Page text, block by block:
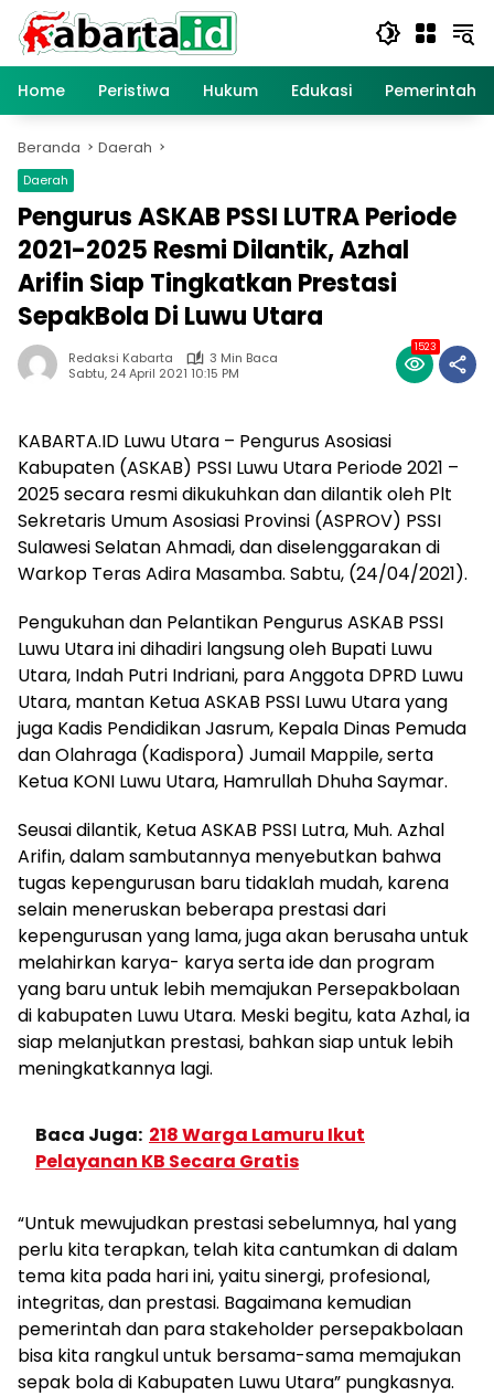
Langsung
konten
Home
Peristiwa Hukum Edukasi
Beranda Daerah
Daerah
Pengurus ASKAB PSSI LUTRA Periode
2021-2025 Resmi Dilantik, Azhal
Arifin Siap Tingkatkan Prestasi
SepakBola Di Luwu Utara
Redaksi Kabarta
3 Min Baca
Sabtu, 24 April 2021 10:15 PM
1523
KABARTA.ID Luwu Utara – Pengurus Asosiasi
Kabupaten (ASKAB) PSSI Luwu Utara Periode 2021 –
2025 secara resmi dikukuhkan dan dilantik oleh Plt
Sekretaris Umum Asosiasi Provinsi (ASPROV) PSSI
Sulawesi Selatan Ahmadi, dan diselenggarakan di
Warkop Teras Adira Masamba. Sabtu, (24/04/2021).
Pengukuhan dan Pelantikan Pengurus ASKAB PSSI
Luwu Utara ini dihadiri langsung oleh Bupati Luwu
Utara, Indah Putri Indriani, para Anggota DPRD Luwu
Utara, mantan Ketua ASKAB PSSI Luwu Utara yang
juga Kadis Pendidikan Jasrum, Kepala Dinas Pemuda
dan Olahraga (Kadispora) Jumail Mappile, serta
Ketua KONI Luwu Utara, Hamrullah Dhuha Saymar.
Seusai dilantik, Ketua ASKAB PSSI Lutra, Muh. Azhal
Arifin, dalam sambutannya menyebutkan bahwa
tugas kepengurusan baru tidaklah mudah, karena
selain meneruskan beberapa prestasi dari
kepengurusan yang lama, juga akan berusaha untuk
melahirkan karya- karya serta ide dan program
yang baru untuk lebih memajukan Persepakbolaan
di kabupaten Luwu Utara. Meski begitu, kata Azhal, ia
siap melanjutkan prestasi, bahkan siap untuk lebih
meningkatkannya lagi.
Baca Juga: 218 Warga Lamuru Ikut
Pelayanan KB Secara Gratis
“Untuk mewujudkan prestasi sebelumnya, hal yang
perlu kita terapkan, telah kita cantumkan di dalam
tema kita pada hari ini, yaitu sinergi, profesional,
integritas, dan prestasi. Bagaimana kemudian
pemerintah dan para stakeholder persepakbolaan
bisa kita rangkul untuk bersama-sama memajukan
sepak bola di Kabupaten Luwu Utara” pungkasnya.